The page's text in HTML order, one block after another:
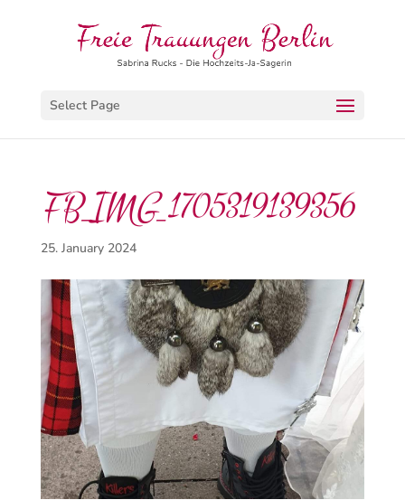
Select Page
FB_IMG_1705319139356
25. January 2024